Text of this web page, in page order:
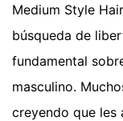
Medium Style
búsqueda de
fundamental
masculino.
creyendo que les